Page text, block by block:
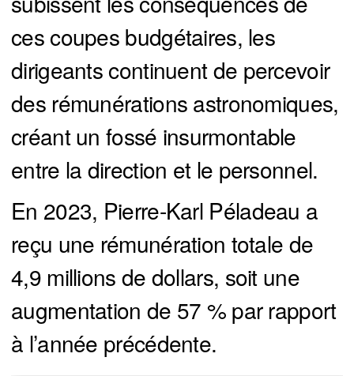
ces coupes budgétaires, les
dirigeants continuent de percevoir
des rémunérations astronomiques,
créant un fossé insurmontable
entre la direction et le personnel.
En 2023, Pierre-Karl Péladeau a
reçu une rémunération totale de
4,9 millions de dollars, soit une
augmentation de 57 % par rapport
à l’année précédente.